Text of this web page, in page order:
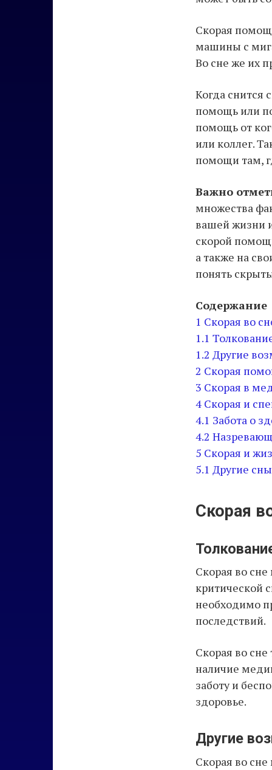
Скорая
машины с
Во сне же их
Когда снится
помощь или
помощь от
или коллег.
помощи там,
Важно
множества
вашей жизни
скорой
а также на
понять
Содержание
1 Скорая во
1.1
1.2 Другие
2 Скорая
3 Скорая в
4 Скорая и
4.1 Забота о
4.2
5 Скорая и
5.1 Другие
Скорая
Скорая во
критической
необходимо
последствий.
Скорая во
наличие
заботу и
здоровье.
Другие
Скорая во